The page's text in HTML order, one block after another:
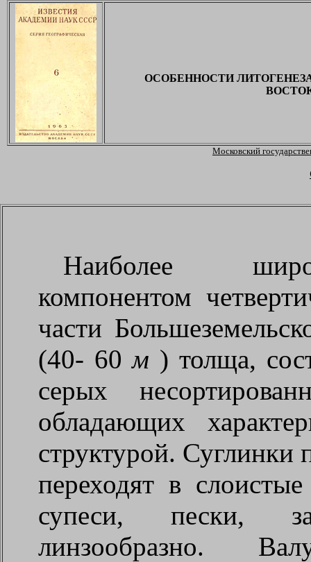
ОСОБЕННОСТИ
Московский
Наиболее
компонентом
части
(40- 60м ) толща,
серых
обладающих
структурой. Суглинки
переходят в
супеси, пески,
линзообразно.